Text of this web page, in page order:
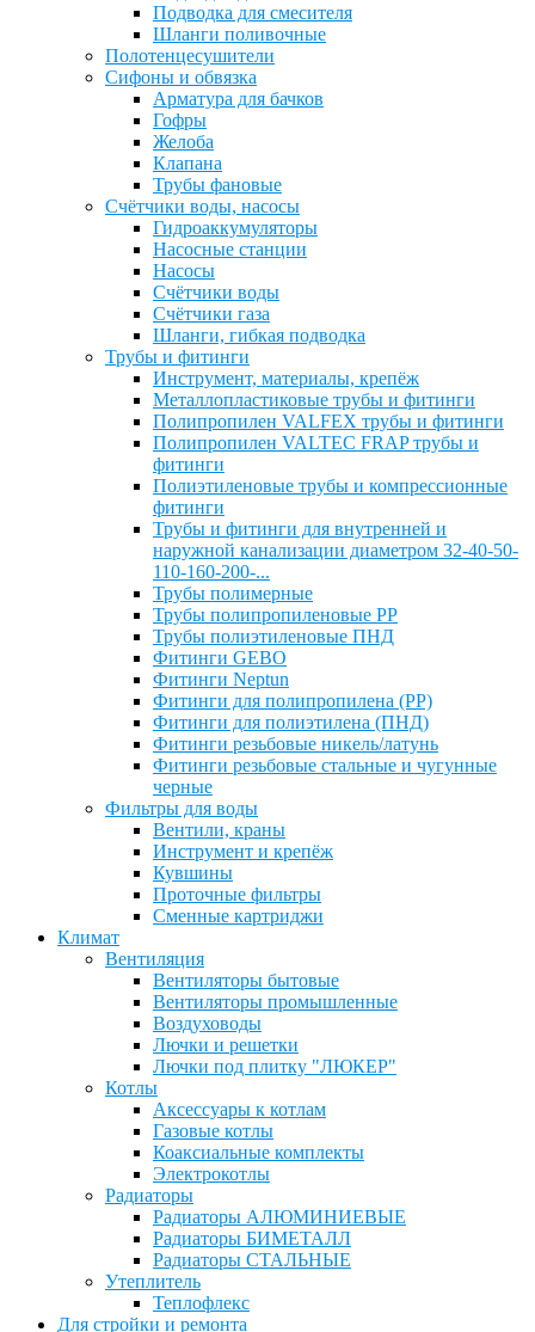
Подводка для смесителя
Шланги поливочные
Полотенцесушители
Сифоны и обвязка
Арматура для бачков
Гофры
Желоба
Клапана
Трубы фановые
Счётчики воды, насосы
Гидроаккумуляторы
Насосные станции
Насосы
Счётчики воды
Счётчики газа
Шланги, гибкая подводка
Трубы и фитинги
Инструмент, материалы, крепёж
Металлопластиковые трубы и фитинги
Полипропилен VALFEX трубы и фитинги
Полипропилен VALTEC FRAP трубы и
фитинги
Полиэтиленовые трубы и компрессионные
фитинги
Трубы и фитинги для внутренней и
наружной канализации диаметром 32-40-50-
110-160-200-...
Трубы полимерные
Трубы полипропиленовые PP
Трубы полиэтиленовые ПНД
Фитинги GEBO
Фитинги Neptun
Фитинги для полипропилена (PP)
Фитинги для полиэтилена (ПНД)
Фитинги резьбовые никель/латунь
Фитинги резьбовые стальные и чугунные
черные
Фильтры для воды
Вентили, краны
Инструмент и крепёж
Кувшины
Проточные фильтры
Сменные картриджи
Климат
Вентиляция
Вентиляторы бытовые
Вентиляторы промышленные
Воздуховоды
Лючки и решетки
Лючки под плитку "ЛЮКЕР"
Котлы
Аксессуары к котлам
Газовые котлы
Коаксиальные комплекты
Электрокотлы
Радиаторы
Радиаторы АЛЮМИНИЕВЫЕ
Радиаторы БИМЕТАЛЛ
Радиаторы СТАЛЬНЫЕ
Утеплитель
Теплофлекс
Для стройки и ремонта